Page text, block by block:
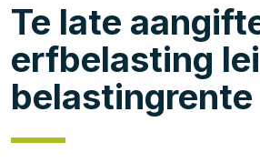
Te late
erfbelasting
belastingrente